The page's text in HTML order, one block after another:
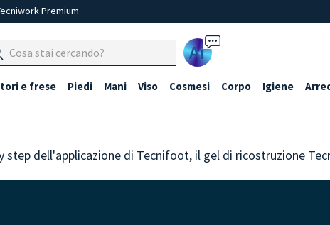
Premium
Ai
e frese Piedi Mani Viso Cosmesi Corpo Igiene
dell'applicazione di Tecnifoot, il gel di ricostruzione